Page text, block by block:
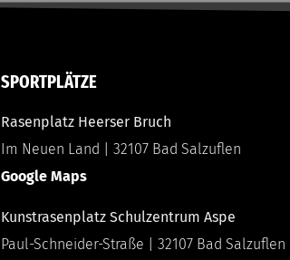
SPORTPLÄTZE
Rasenplatz Heerser Bruch
Im Neuen Land | 32107 Bad Salzuflen
Google Maps
Kunstrasenplatz Schulzentrum Aspe
Paul-Schneider-Straße | 32107 Bad Salzuflen